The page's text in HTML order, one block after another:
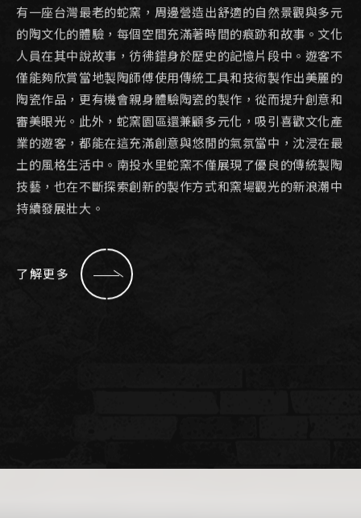
有一座台灣最老的蛇窯，周邊營造出舒適的自然景觀與多元
的陶文化的體驗，每個空間充滿著時間的痕跡和故事。文化
人員在其中說故事，彷彿錯身於歷史的記憶片段中。遊客不
僅能夠欣賞當地製陶師傅使用傳統工具和技術製作出美麗的
陶瓷作品，更有機會親身體驗陶瓷的製作，從而提升創意和
審美眼光。此外，蛇窯園區還兼顧多元化，吸引喜歡文化產
業的遊客，都能在這充滿創意與悠閒的氣氛當中，沈浸在最
土的風格生活中。南投水里蛇窯不僅展現了優良的傳統製陶
技藝，也在不斷探索創新的製作方式和窯場觀光的新浪潮中
持續發展壯大。
了解更多